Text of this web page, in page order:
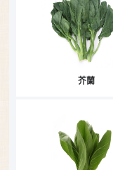
芥蘭